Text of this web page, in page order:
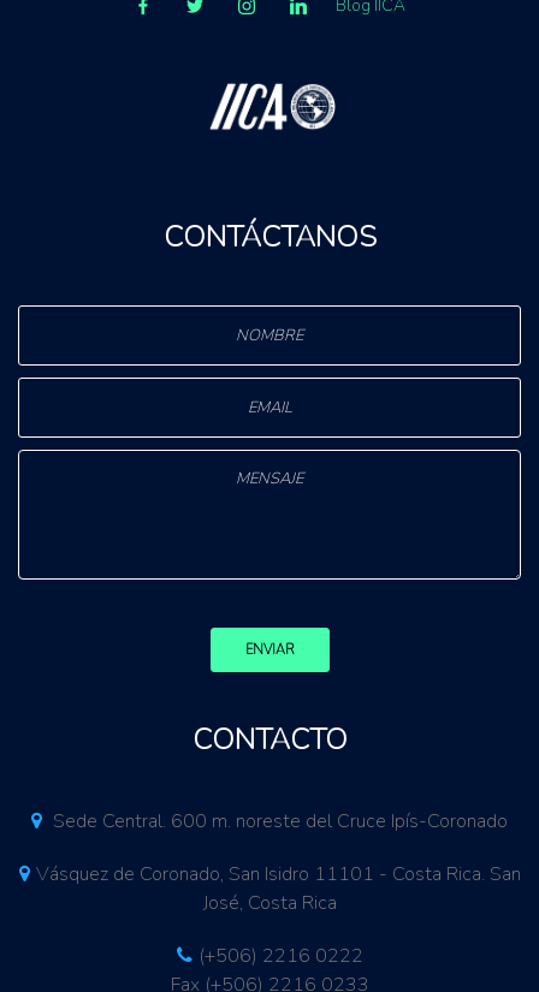
Blog IICA
CONTÁCTANOS
ENVIAR
CONTACTO
Sede Central. 600 m. noreste del Cruce Ipís-Coronado
Vásquez de Coronado, San Isidro 11101 - Costa Rica. San
José, Costa Rica
(+506) 2216 0222
Fax (+506) 2216 0233